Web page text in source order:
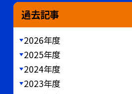
過去記事
2026年度
2025年度
2024年度
2023年度